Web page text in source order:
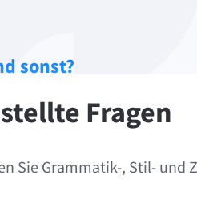
sonst?
Fragen
Sie Grammatik-, Stil- und